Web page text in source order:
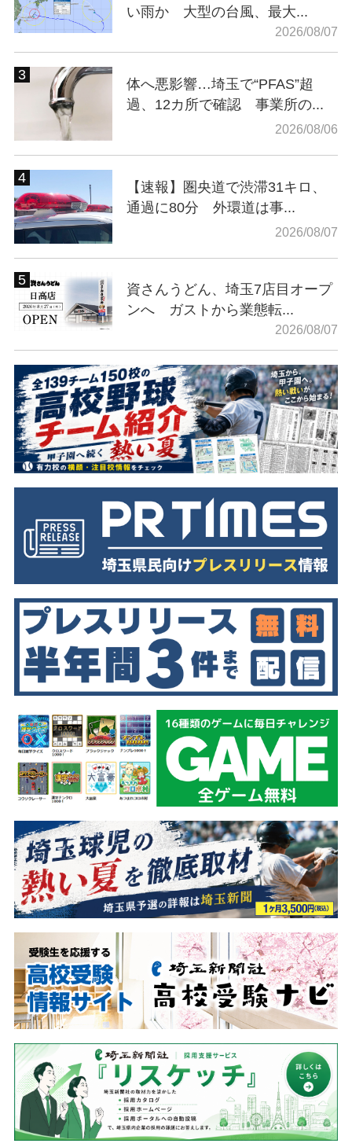
い雨か 大型の台風、最大...
2026/08/07
体へ悪影響…埼玉で“PFAS”超
過、12カ所で確認 事業所の...
2026/08/06
【速報】圏央道で渋滞31キロ、
通過に80分 外環道は事...
2026/08/07
資さんうどん、埼玉7店目オープ
ンへ ガストから業態転...
2026/08/07